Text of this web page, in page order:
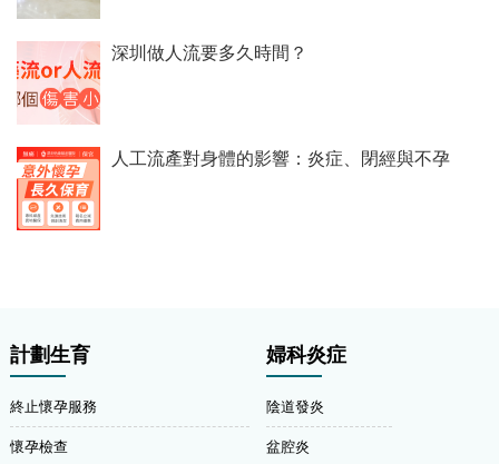
深圳做人流要多久時間？
人工流產對身體的影響：炎症、閉經與不孕
計劃生育
終止懷孕服務
懷孕檢查
婦科炎症
陰道發炎
盆腔炎